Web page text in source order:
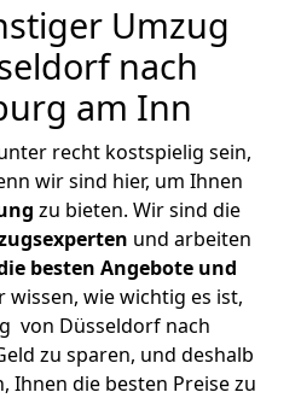
Umzug
nach
am Inn
recht kostspielig sein,
wir sind hier, um Ihnen
zu bieten. Wir sind die
und arbeiten
besten Angebote und
wissen, wie wichtig es ist,
von Düsseldorf nach
zu sparen, und deshalb
Ihnen die besten Preise zu